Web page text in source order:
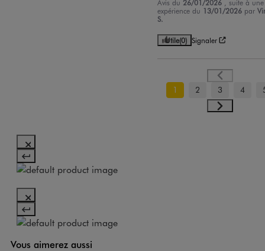
Avis du 26/01/2026
, suite à une
expérience du 13/01/2026 par
S.
Utile(0) Signaler
1 2 3 4
Vous aimerez aussi